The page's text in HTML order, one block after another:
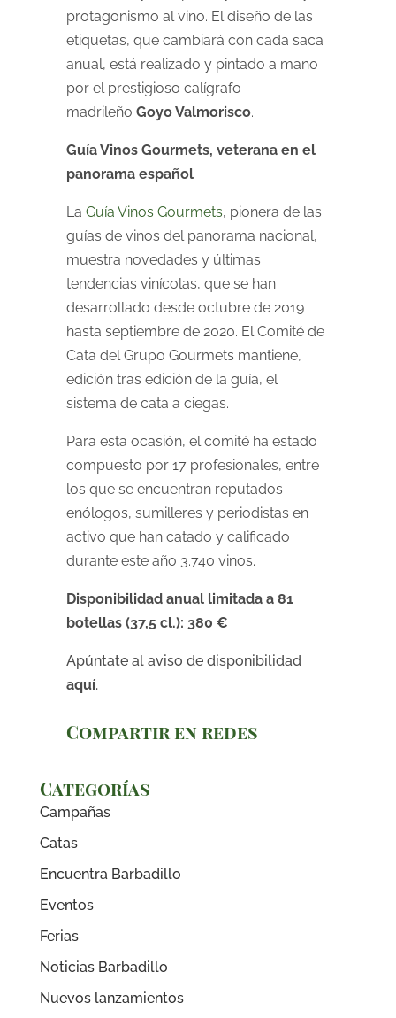
protagonismo al vino. El diseño de las
etiquetas, que cambiará con cada saca
anual, está realizado y pintado a mano
por el prestigioso calígrafo
madrileño Goyo Valmorisco.
Guía Vinos Gourmets, veterana en el
panorama español
La Guía Vinos Gourmets, pionera de las
guías de vinos del panorama nacional,
muestra novedades y últimas
tendencias vinícolas, que se han
desarrollado desde octubre de 2019
hasta septiembre de 2020. El Comité de
Cata del Grupo Gourmets mantiene,
edición tras edición de la guía, el
sistema de cata a ciegas.
Para esta ocasión, el comité ha estado
compuesto por 17 profesionales, entre
los que se encuentran reputados
enólogos, sumilleres y periodistas en
activo que han catado y calificado
durante este año 3.740 vinos.
Disponibilidad anual limitada a 81
botellas (37,5 cl.): 380 €
Apúntate al aviso de disponibilidad
aquí.
Compartir en redes
Categorías
Campañas
Catas
Encuentra Barbadillo
Eventos
Ferias
Noticias Barbadillo
Nuevos lanzamientos